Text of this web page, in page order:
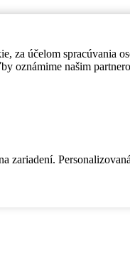
za účelom spracúvania
oznámime našim